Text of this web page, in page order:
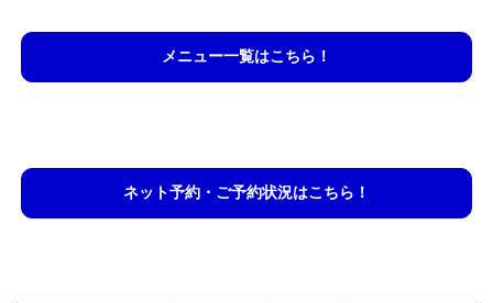
メニュー一覧はこちら！
ネット予約・ご予約状況はこちら！